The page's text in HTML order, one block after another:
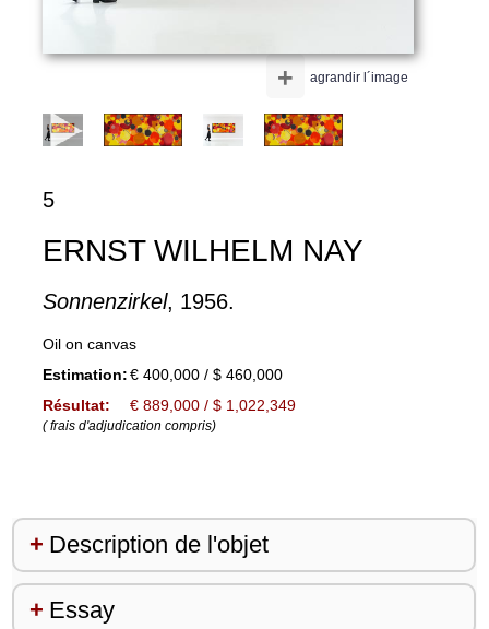
agrandir l´image
+
5
ERNST WILHELM NAY
Sonnenzirkel, 1956.
Oil on canvas
Estimation:€ 400,000 / $ 460,000
Résultat:
€ 889,000 / $ 1,022,349
( frais d'adjudication compris)
Description de l'objet
Essay